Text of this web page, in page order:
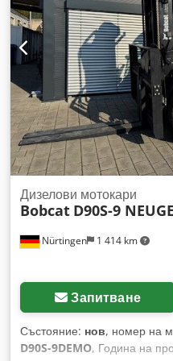
Тип мачта: Трикратна
Състояние: Ново
Предни гуми – тип: Пълна
– състояние: Нови Задни
(супереластик) Crodpfx
състояние: Нови Страничен
клапан, 4-ти хидравличен
работна светлина отпред,
кабина, CE сертификат, LED,
Nürtingen 1 414 km
Дизелови мотокари
Bobcat D90S-9
Запитване
Състояние: нов, номер на
D90S-9DEMO, Година на